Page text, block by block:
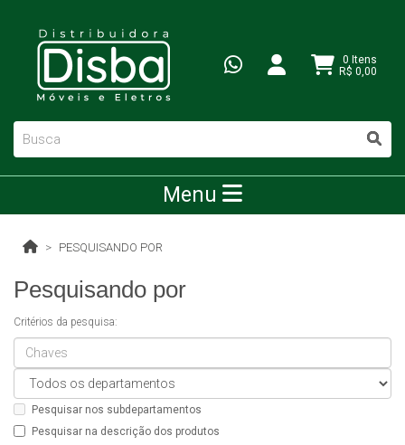
0 Itens
R$ 0,00
Menu
PESQUISANDO POR
Pesquisando por
Critérios da pesquisa:
Pesquisar nos subdepartamentos
Pesquisar na descrição dos produtos